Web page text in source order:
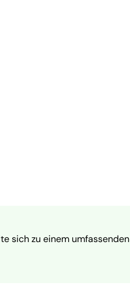
sich zu einem umfassenden